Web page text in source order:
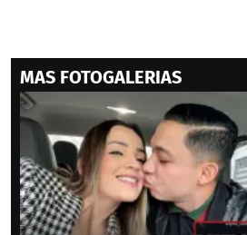
MAS FOTOGALERIAS